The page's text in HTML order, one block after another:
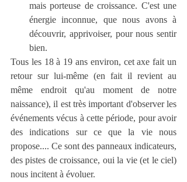
mais porteuse de croissance. C'est une
énergie inconnue, que nous avons à
découvrir, apprivoiser, pour nous sentir
bien.
Tous les 18 à 19 ans environ, cet axe fait un
retour sur lui-même (en fait il revient au
même endroit qu'au moment de notre
naissance), il est très important d'observer les
événements vécus à cette période, pour avoir
des indications sur ce que la vie nous
propose.... Ce sont des panneaux indicateurs,
des pistes de croissance, oui la vie (et le ciel)
nous incitent à évoluer.